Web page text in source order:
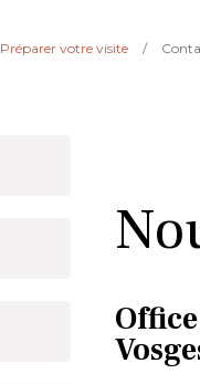
Préparer votre visite /